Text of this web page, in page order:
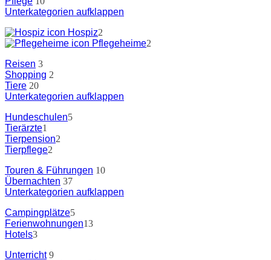
Unterkategorien aufklappen
Hospiz2
Pflegeheime2
Reisen 3
Shopping 2
Tiere 20
Unterkategorien aufklappen
Hundeschulen5
Tierärzte1
Tierpension2
Tierpflege2
Touren & Führungen 10
Übernachten 37
Unterkategorien aufklappen
Campingplätze5
Ferienwohnungen13
Hotels3
Unterricht9